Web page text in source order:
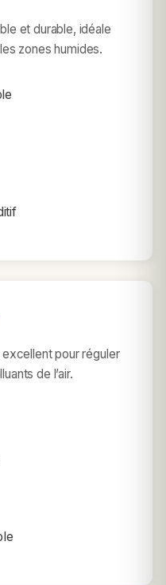
et durable, idéale
zones humides.
pour réguler
de l’air.